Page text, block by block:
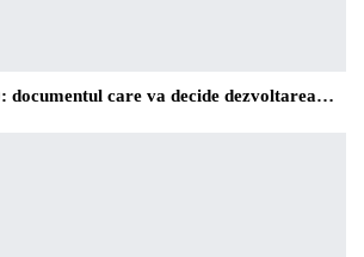
documentul care va decide dezvoltarea…